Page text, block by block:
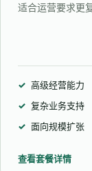
适合运营要求更
高级经营能力
复杂业务支持
面向规模扩张
查看套餐详情